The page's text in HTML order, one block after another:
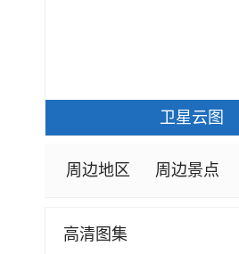
卫星云图
周边地区 周边景点
高清图集